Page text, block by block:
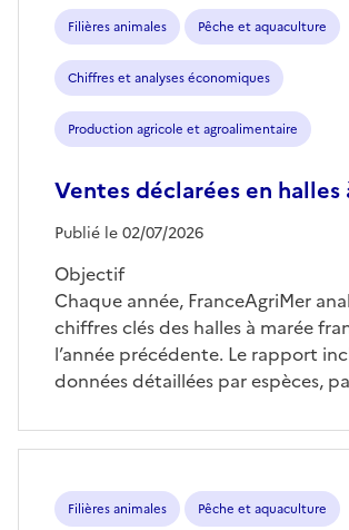
publications
Filières animales Pêche et aquaculture
Chiffres et analyses économiques
Production agricole et agroalimentaire
Ventes déclarées en halles
Publié le 02/07/2026
Objectif
Chaque année, FranceAgriMer
chiffres clés des halles à marée
l’année précédente. Le rapport
données détaillées par espèces,
Filières animales Pêche et aquaculture